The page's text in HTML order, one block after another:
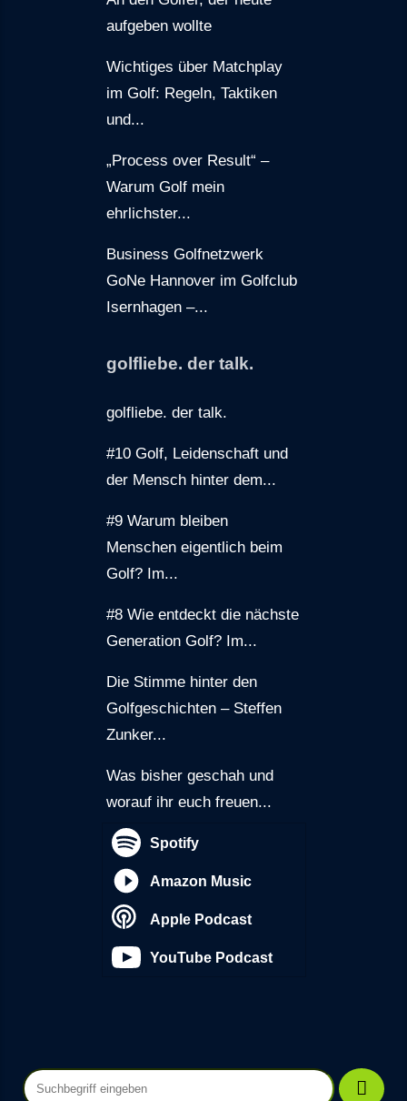
aufgeben wollte
Wichtiges über Matchplay
im Golf: Regeln, Taktiken
und...
„Process over Result“ –
Warum Golf mein
ehrlichster...
Business Golfnetzwerk
GoNe Hannover im Golfclub
Isernhagen –...
golfliebe. der talk.
golfliebe. der talk.
#10 Golf, Leidenschaft und
der Mensch hinter dem...
#9 Warum bleiben
Menschen eigentlich beim
Golf? Im...
#8 Wie entdeckt die nächste
Generation Golf? Im...
Die Stimme hinter den
Golfgeschichten – Steffen
Zunker...
Was bisher geschah und
worauf ihr euch freuen...
Spotify
Amazon Music
Apple Podcast
YouTube Podcast